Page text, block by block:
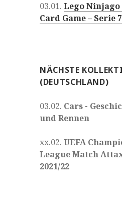
03.01.Lego
Card Game – Serie 7
NÄCHSTE
(DEUTSCHLAND)
03.02. Cars -
und Rennen
xx.02.UEFA
League Match
2021/22